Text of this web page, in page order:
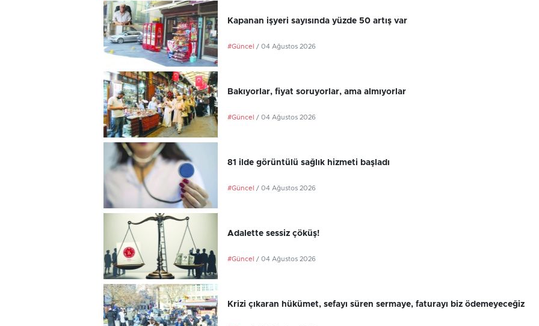
Kapanan işyeri sayısında yüzde 50 artış var
#Güncel / 04 Ağustos 2026
Bakıyorlar, fiyat soruyorlar, ama almıyorlar
#Güncel / 04 Ağustos 2026
81 ilde görüntülü sağlık hizmeti başladı
#Güncel / 04 Ağustos 2026
Adalette sessiz çöküş!
#Güncel / 04 Ağustos 2026
Krizi çıkaran hükümet, sefayı süren sermaye, faturayı biz ödemeyeceğiz